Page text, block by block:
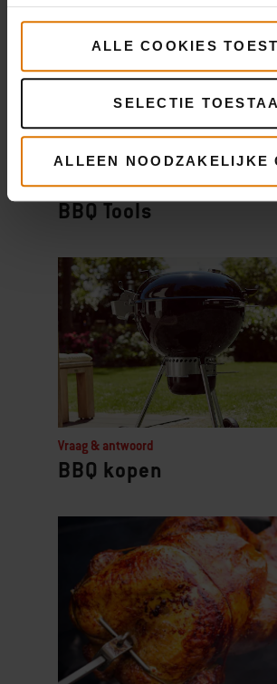
ALLE COOKIES
SELECTIE
ALLEEN NOODZAKELIJKE
Vraag & antwoord
BBQ Tools
Vraag & antwoord
BBQ kopen